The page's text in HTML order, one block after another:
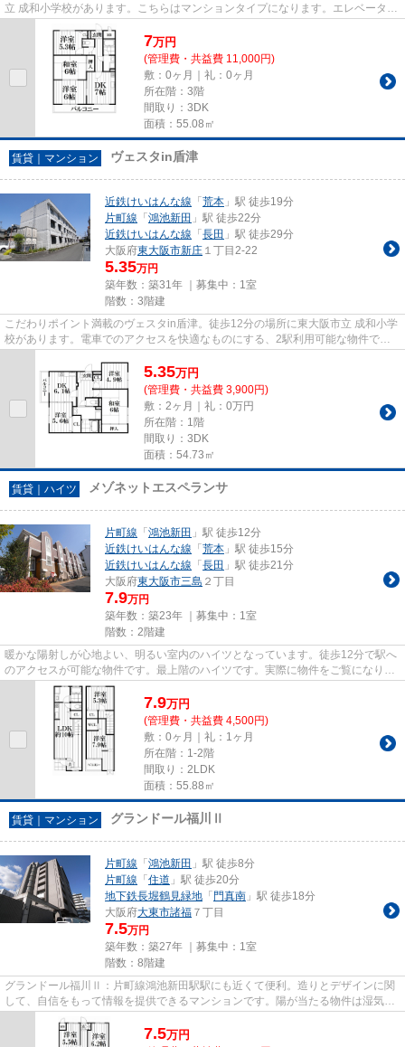
立 成和小学校があります。こちらはマンションタイプになります。エレベーター
付きの物件です。当社スタッ...
7万円
(管理費・共益費 11,000円)
敷：0ヶ月｜礼：0ヶ月
所在階：3階
間取り：3DK
面積：55.08㎡
賃貸｜マンション ヴェスタin盾津
近鉄けいはんな線 「 荒本 」駅 徒歩19分
片町線 「 鴻池新田 」駅 徒歩22分
近鉄けいはんな線 「 長田 」駅 徒歩29分
大阪府東大阪市新庄 １丁目2-22
5.35万円
築年数：築31年 ｜募集中： 1室
階数：3階建
こだわりポイント満載のヴェスタin盾津。徒歩12分の場所に東大阪市立 成和小学
校があります。電車でのアクセスを快適なものにする、2駅利用可能な物件で
5.35万円
(管理費・共益費 3,900円)
敷：2ヶ月｜礼：0万円
所在階：1階
間取り：3DK
面積：54.73㎡
賃貸｜ハイツ メゾネットエスペランサ
片町線 「 鴻池新田 」駅 徒歩12分
近鉄けいはんな線 「 荒本 」駅 徒歩15分
近鉄けいはんな線 「 長田 」駅 徒歩21分
大阪府東大阪市三島 ２丁目
7.9万円
築年数：築23年 ｜募集中： 1室
階数：2階建
暖かな陽射しが心地よい、明るい室内のハイツとなっています。徒歩12分で駅へ
のアクセスが可能な物件です。最上階のハイツです。実際に物件をご覧になりた
いお客様は、スタッフまでご...
7.9万円
(管理費・共益費 4,500円)
敷：0ヶ月｜礼：1ヶ月
所在階：1-2階
間取り：2LDK
面積：55.88㎡
賃貸｜マンション グランドール福川Ⅱ
片町線 「 鴻池新田 」駅 徒歩8分
片町線 「 住道 」駅 徒歩20分
地下鉄長堀鶴見緑地 「 門真南 」駅 徒歩18分
大阪府大東市諸福 ７丁目
7.5万円
築年数：築27年 ｜募集中： 1室
階数：8階建
グランドール福川Ⅱ：片町線鴻池新田駅駅にも近くて便利。造りとデザインに関
して、自信をもって情報を提供できるマンションです。陽が当たる物件は湿気も
少なく健康な毎日を過ごせます...
7.5万円